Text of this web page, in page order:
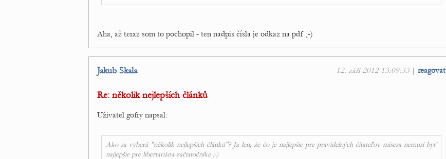
Aha, až teraz som to pochopil - ten nadpis čísla je odkaz na pdf ;-)
12. září 2012 13:09:33 | reagovat
Jakub Skala
Re: několik nejlepších článků
Uživatel gofry napsal:
Ako sa vyberá "několik nejlepších článků"? Ja len, že čo je najlepšie pre pravidelných čitateľov misesa nemusí byť
najlepšie pre libertariána-začiatočníka ;-)